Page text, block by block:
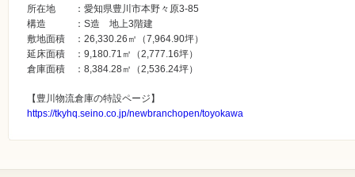
所在地 ：愛知県豊川市本野々原3-85
構造 ：S造 地上3階建
敷地面積 ：26,330.26㎡（7,964.90坪）
延床面積 ：9,180.71㎡（2,777.16坪）
倉庫面積 ：8,384.28㎡（2,536.24坪）
【豊川物流倉庫の特設ページ】
https://tkyhq.seino.co.jp/newbranchopen/toyokawa